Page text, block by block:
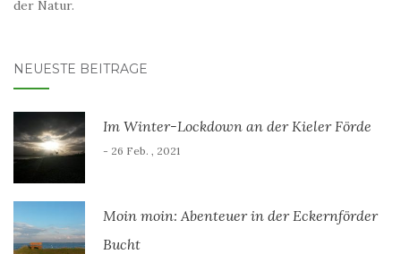
der Natur.
NEUESTE BEITRÄGE
Im Winter-Lockdown an der Kieler Förde
- 26 Feb. , 2021
Moin moin: Abenteuer in der Eckernförder
Bucht